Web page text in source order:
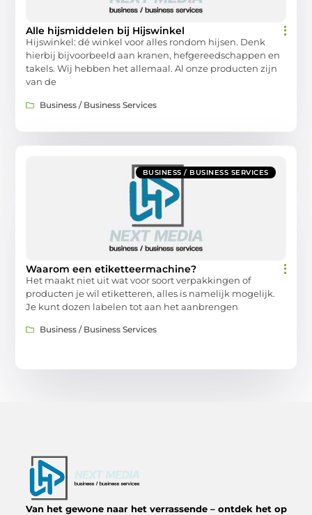
Alle hijsmiddelen bij Hijswinkel
Hijswinkel: dé winkel voor alles rondom hijsen. Denk
hierbij bijvoorbeeld aan kranen, hefgereedschappen en
takels. Wij hebben het allemaal. Al onze producten zijn
van de
Business / Business Services
BUSINESS / BUSINESS SERVICES
Waarom een etiketteermachine?
Het maakt niet uit wat voor soort verpakkingen of
producten je wil etiketteren, alles is namelijk mogelijk.
Je kunt dozen labelen tot aan het aanbrengen
Business / Business Services
Van het gewone naar het verrassende – ontdek het op